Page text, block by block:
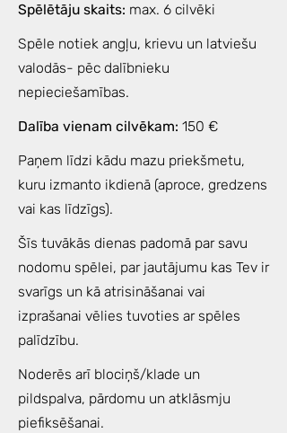
Spēlētāju skaits: max. 6 cilvēki
Spēle notiek angļu, krievu un latviešu
valodās- pēc dalībnieku
nepieciešamības.
Dalība vienam cilvēkam: 150 €
Paņem līdzi kādu mazu priekšmetu,
kuru izmanto ikdienā (aproce, gredzens
vai kas līdzīgs).
Šīs tuvākās dienas padomā par savu
nodomu spēlei, par jautājumu kas Tev ir
svarīgs un kā atrisināšanai vai
izprašanai vēlies tuvoties ar spēles
palīdzību.
Noderēs arī blociņš/klade un
pildspalva, pārdomu un atklāsmju
piefiksēšanai.